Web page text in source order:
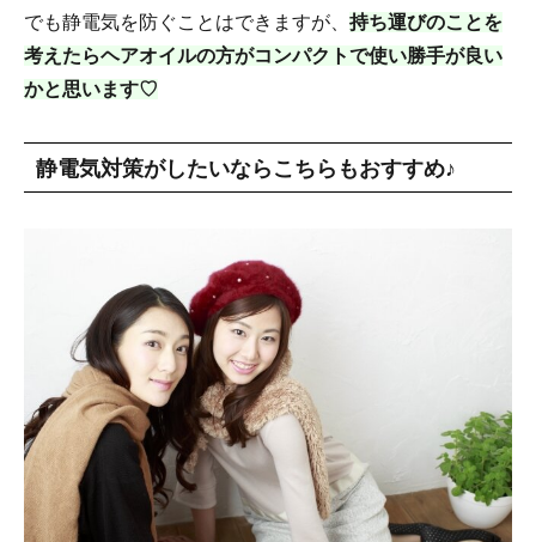
でも静電気を防ぐことはできますが、 持ち運びのことを
考えたらヘアオイルの方がコンパクトで使い勝手が良い
かと思います♡
静電気対策がしたいならこちらもおすすめ♪